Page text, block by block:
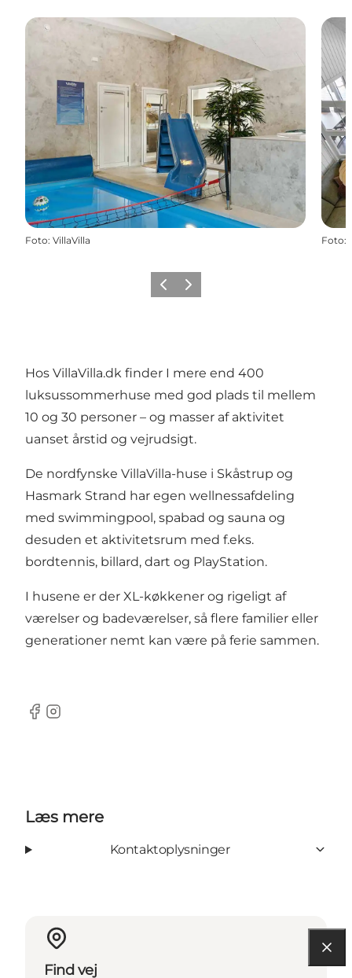
Foto: VillaVilla Foto:
Forrige billede
Næste billede
Hos VillaVilla.dk finder I mere end 400
luksussommerhuse med god plads til mellem
10 og 30 personer – og masser af aktivitet
uanset årstid og vejrudsigt.
De nordfynske VillaVilla-huse i Skåstrup og
Hasmark Strand har egen wellnessafdeling
med swimmingpool, spabad og sauna og
desuden et aktivitetsrum med f.eks.
bordtennis, billard, dart og PlayStation.
I husene er der XL-køkkener og rigeligt af
værelser og badeværelser, så flere familier eller
generationer nemt kan være på ferie sammen.
Facebook
Instagram
Læs mere
Kontaktoplysninger
Find vej